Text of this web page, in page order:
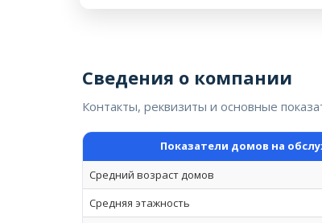
Сведения о компании
Контакты, реквизиты и основные
Показатели домов на
Средний возраст домов
Средняя этажность